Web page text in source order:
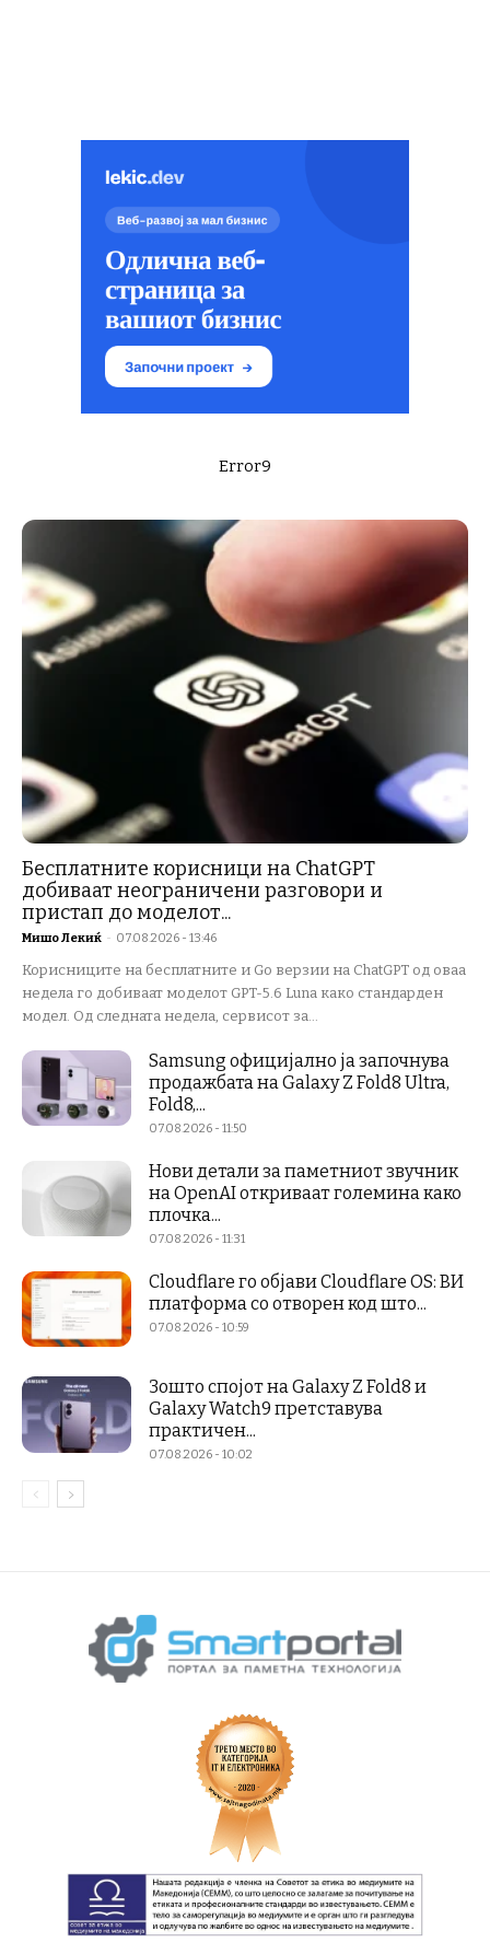
Error9
Бесплатните корисници на ChatGPT
добиваат неограничени разговори и
пристап до моделот...
Мишо Лекиќ - 07.08.2026 - 13:46
Корисниците на бесплатните и Go верзии на ChatGPT од оваа
недела го добиваат моделот GPT-5.6 Luna како стандарден
модел. Од следната недела, сервисот за...
Samsung официјално ја започнува
продажбата на Galaxy Z Fold8 Ultra,
Fold8,...
07.08.2026 - 11:50
Нови детали за паметниот звучник
на OpenAI откриваат големина како
плочка...
07.08.2026 - 11:31
Cloudflare го објави Cloudflare OS: ВИ
платформа со отворен код што...
07.08.2026 - 10:59
Зошто спојот на Galaxy Z Fold8 и
Galaxy Watch9 претставува
практичен...
07.08.2026 - 10:02